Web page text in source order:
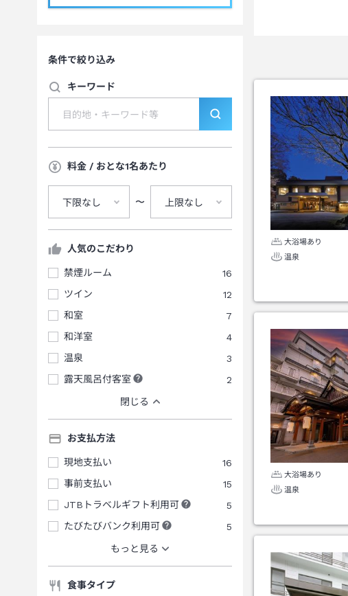
条件で絞り込み
キーワード
料金 / おとな1名あたり
下限なし 〜 上限なし
人気のこだわり
禁煙ルーム
16
ツイン
12
和室
7
和洋室
4
温泉
3
露天風呂付客室
2
閉じる
お支払方法
現地支払い
16
事前支払い
15
JTBトラベルギフト利用可
5
たびたびバンク利用可
5
もっと見る
食事タイプ
大浴場あり
温泉
大浴場あり
温泉